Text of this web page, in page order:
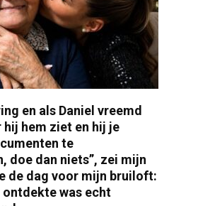
en als Daniel vreemd
hij hem ziet en hij je
te
doe dan niets”, zei mijn
de dag voor mijn bruiloft:
was echt